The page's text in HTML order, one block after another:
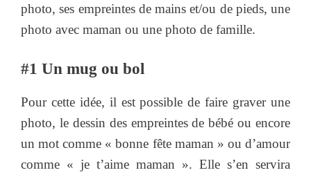
photo, ses empreintes de mains et/ou de pieds, une
photo avec maman ou une photo de famille.
#1 Un mug ou bol
Pour cette idée, il est possible de faire graver une
photo, le dessin des empreintes de bébé ou encore
un mot comme « bonne fête maman » ou d’amour
comme « je t’aime maman ». Elle s’en servira